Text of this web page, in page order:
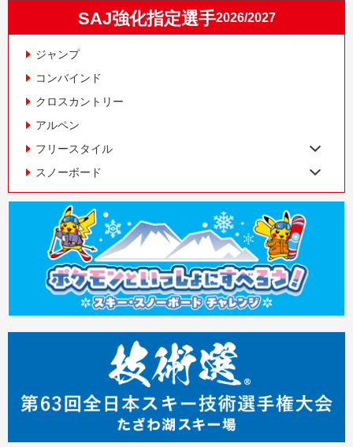
SAJ強化指定選手2026/2027
ジャンプ
コンバインド
クロスカントリー
アルペン
フリースタイル
スノーボード